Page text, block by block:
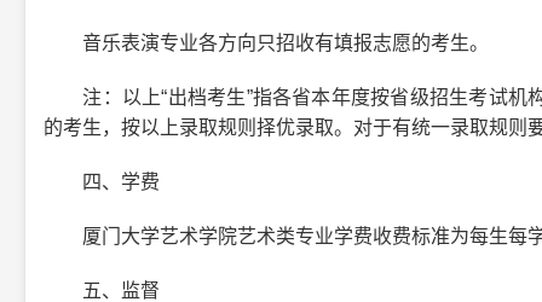
音乐表演专业各方向只招收有填报志愿的考生。
注：以上“出档考生”指各省本年度按省级招生考试机
的考生，按以上录取规则择优录取。对于有统一录取规则
四、学费
厦门大学艺术学院艺术类专业学费收费标准为每生每
五、监督